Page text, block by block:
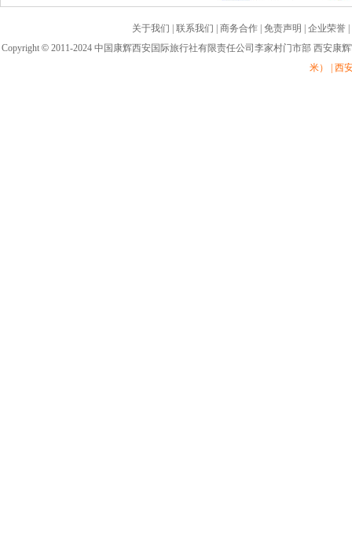
关于我们 联系我们 商务合作 免责声明 企业荣誉
Copyright© 2011-2024 中国康辉西安国际旅行社有限责任公司李家村门市部 西安康
米） | 西